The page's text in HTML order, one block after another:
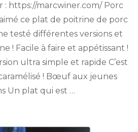
de
cuisine
Marc
Winer
: https://marcwiner.com/ Porc
ce plat de poitrine de porc
testé différentes versions et
! Facile à faire et appétissant !
ultra simple et rapide C’est
! Bœuf aux jeunes
Un plat qui est …